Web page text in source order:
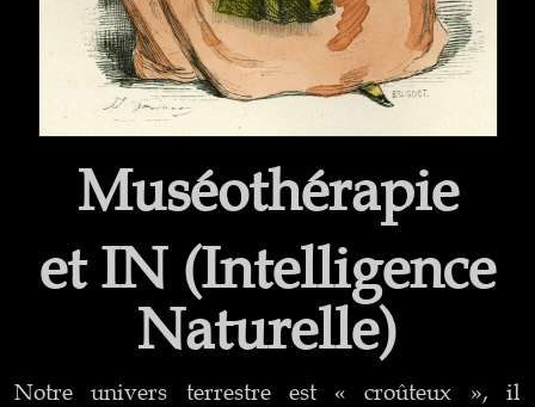
Muséothérapie
et IN (Intelligence
Naturelle)
Notre univers terrestre est « croûteux », il